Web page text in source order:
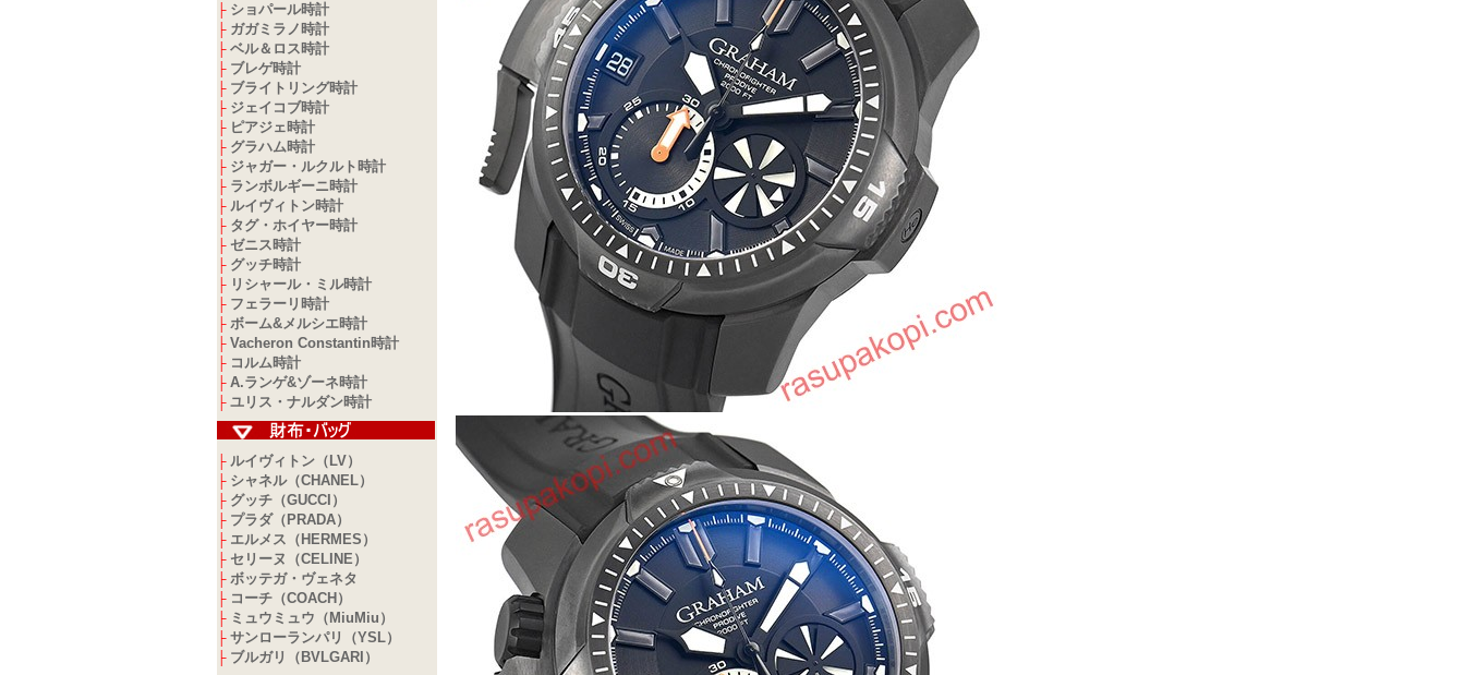
├ ショパール時計
├ ガガミラノ時計
├ ベル＆ロス時計
├ ブレゲ時計
├ ブライトリング時計
├ ジェイコブ時計
├ ピアジェ時計
├ グラハム時計
├ ジャガー・ルクルト時計
├ ランボルギーニ時計
├ ルイヴィトン時計
├ タグ・ホイヤー時計
├ ゼニス時計
├ グッチ時計
├ リシャール・ミル時計
├ フェラーリ時計
├ ボーム&メルシエ時計
├ Vacheron Constantin時計
├ コルム時計
├ A.ランゲ&ゾーネ時計
├ ユリス・ナルダン時計
├ ルイヴィトン（LV）
├ シャネル（CHANEL）
├ グッチ（GUCCI）
├ プラダ（PRADA）
├ エルメス（HERMES）
├ セリーヌ（CELINE）
├ ボッテガ・ヴェネタ
├ コーチ（COACH）
├ ミュウミュウ（MiuMiu）
├ サンローランパリ（YSL）
├ ブルガリ（BVLGARI）